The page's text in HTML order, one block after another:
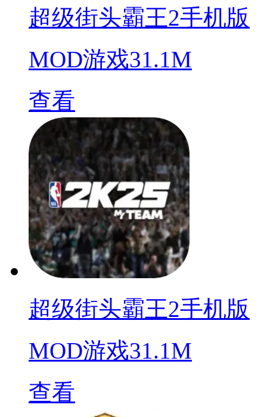
超级街头霸王2手机版
MOD游戏31.1M
查看
超级街头霸王2手机版
MOD游戏31.1M
查看